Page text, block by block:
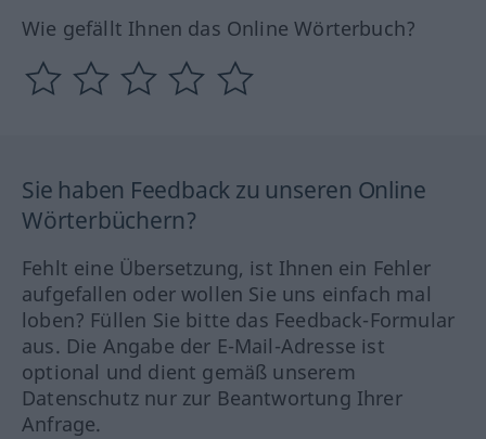
Wie gefällt Ihnen das Online Wörterbuch?
Sie haben Feedback zu unseren Online
Wörterbüchern?
Fehlt eine Übersetzung, ist Ihnen ein Fehler
aufgefallen oder wollen Sie uns einfach mal
loben? Füllen Sie bitte das Feedback-Formular
aus. Die Angabe der E-Mail-Adresse ist
optional und dient gemäß unserem
Datenschutz nur zur Beantwortung Ihrer
Anfrage.